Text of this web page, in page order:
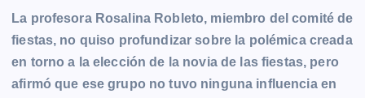
La profesora Rosalina Robleto, miembro del comité de
fiestas, no quiso profundizar sobre la polémica creada
en torno a la elección de la novia de las fiestas, pero
afirmó que ese grupo no tuvo ninguna influencia en